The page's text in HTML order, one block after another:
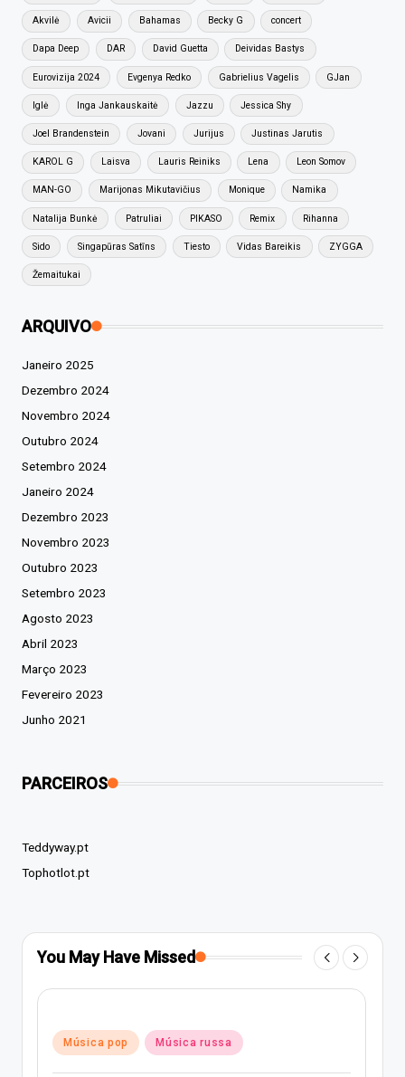
Akvilė Avicii Bahamas Becky G concert
Dapa Deep DAR David Guetta Deividas Bastys
Eurovizija 2024 Evgenya Redko Gabrielius Vagelis GJan
Iglė Inga Jankauskaitė Jazzu Jessica Shy
Joel Brandenstein Jovani Jurijus Justinas Jarutis
KAROL G Laisva Lauris Reiniks Lena Leon Somov
MAN-GO Marijonas Mikutavičius Monique Namika
Natalija Bunkė Patruliai PIKASO Remix Rihanna
Sido Singapūras Satīns Tiesto Vidas Bareikis ZYGGA
Žemaitukai
ARQUIVO
Janeiro 2025
Dezembro 2024
Novembro 2024
Outubro 2024
Setembro 2024
Janeiro 2024
Dezembro 2023
Novembro 2023
Outubro 2023
Setembro 2023
Agosto 2023
Abril 2023
Março 2023
Fevereiro 2023
Junho 2021
PARCEIROS
Teddyway.pt
Tophotlot.pt
You May Have Missed
Posted
Música pop Música russa